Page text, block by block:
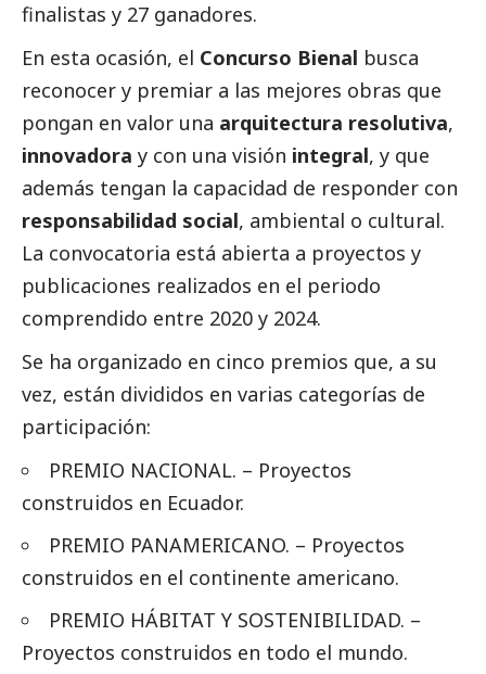
finalistas y 27 ganadores.
En esta ocasión, el Concurso Bienal busca
reconocer y premiar a las mejores obras que
pongan en valor una arquitectura resolutiva,
innovadora y con una visión integral, y que
además tengan la capacidad de responder con
responsabilidad social, ambiental o cultural.
La convocatoria está abierta a proyectos y
publicaciones realizados en el periodo
comprendido entre 2020 y 2024.
Se ha organizado en cinco premios que, a su
vez, están divididos en varias categorías de
participación:
PREMIO NACIONAL. – Proyectos
construidos en Ecuador.
PREMIO PANAMERICANO. – Proyectos
construidos en el continente americano.
PREMIO HÁBITAT Y SOSTENIBILIDAD. –
Proyectos construidos en todo el mundo.